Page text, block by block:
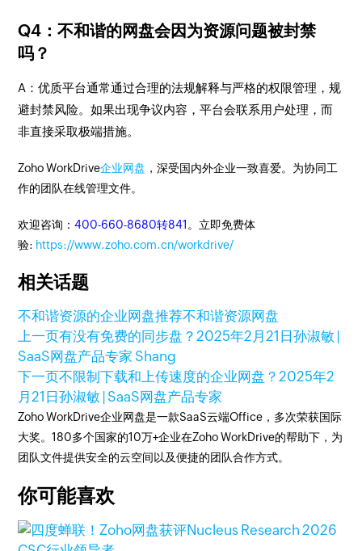
Q4：不和谐的网盘会因为资源问题被封禁
吗？
A：优质平台通常通过合理的法规解释与严格的权限管理，规
避封禁风险。如果出现争议内容，平台会联系用户处理，而
非直接采取极端措施。
Zoho WorkDrive企业网盘 ，深受国内外企业一致喜爱。为协同工
作的团队在线管理文件。
欢迎咨询：400-660-8680转841 。立即免费体
验: https://www.zoho.com.cn/workdrive/
相关话题
不和谐资源的企业网盘推荐不和谐资源网盘
上一页有没有免费的同步盘？2025年2月21日孙淑敏 |
SaaS网盘产品专家 Shang
下一页不限制下载和上传速度的企业网盘？2025年2
月21日孙淑敏 | SaaS网盘产品专家
Zoho WorkDrive企业网盘是一款SaaS云端Office，多次荣获国际
大奖。180多个国家的10万+企业在Zoho WorkDrive的帮助下，为
团队文件提供安全的云空间以及便捷的团队合作方式。
你可能喜欢